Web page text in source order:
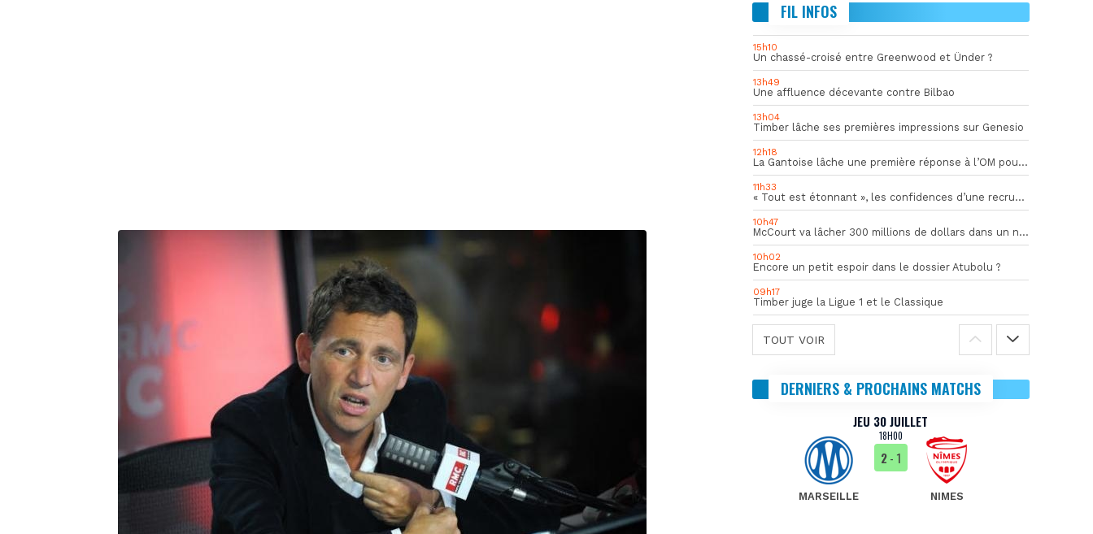
FIL INFOS
15h10
Un chassé-croisé entre Greenwood et Ünder ?
13h49
Une affluence décevante contre Bilbao
13h04
Timber lâche ses premières impressions sur Genesio
12h18
La Gantoise lâche une première réponse à l’OM pour Goore
11h33
« Tout est étonnant », les confidences d’une recrue du mercato hivernal de l’OM
10h47
McCourt va lâcher 300 millions de dollars dans un nouveau projet
10h02
Encore un petit espoir dans le dossier Atubolu ?
09h17
Timber juge la Ligue 1 et le Classique
TOUT VOIR
DERNIERS & PROCHAINS MATCHS
MONACO MARSEILLE
JEU 30 JUILLET
18H00
MARSEILLE
2- 1
NIMES